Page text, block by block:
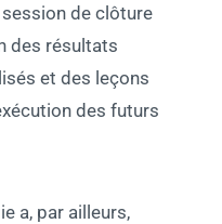
session de clôture
des résultats
et des leçons
des futurs
a, par ailleurs,